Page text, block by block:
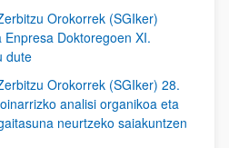
Orokorrek (SGIker)
Enpresa Doktoregoen XI.
dute
Orokorrek (SGIker) 28.
analisi organikoa eta
neurtzeko saiakuntzen